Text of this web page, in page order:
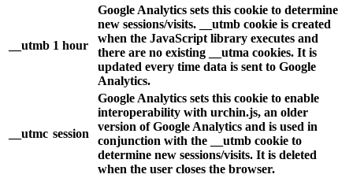
__utmb 1 hour
Google Analytics sets this cookie to determine
new sessions/visits. __utmb cookie is created
when the JavaScript library executes and
there are no existing __utma cookies. It is
updated every time data is sent to Google
Analytics.
__utmc session
Google Analytics sets this cookie to enable
interoperability with urchin.js, an older
version of Google Analytics and is used in
conjunction with the __utmb cookie to
determine new sessions/visits. It is deleted
when the user closes the browser.